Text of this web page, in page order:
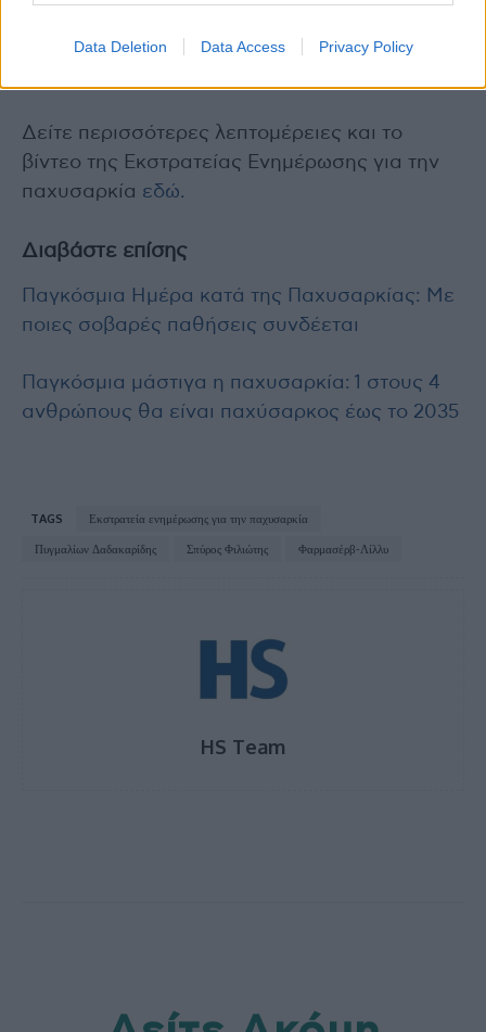
Data Deletion Data Access Privacy Policy
Δείτε περισσότερες λεπτομέρειες και το
βίντεο της Εκστρατείας Ενημέρωσης για την
παχυσαρκία εδώ.
Διαβάστε επίσης
Παγκόσμια Ημέρα κατά της Παχυσαρκίας: Με
ποιες σοβαρές παθήσεις συνδέεται
Παγκόσμια μάστιγα η παχυσαρκία: 1 στους 4
ανθρώπους θα είναι παχύσαρκος έως το 2035
TAGS
Εκστρατεία ενημέρωσης για την παχυσαρκία
Πυγμαλίων Δαδακαρίδης
Σπύρος Φιλιώτης Φαρμασέρβ-Λίλλυ
HS Team